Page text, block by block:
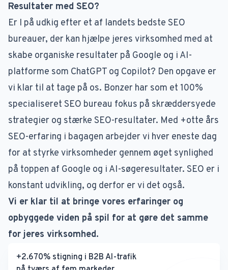
Resultater med SEO?
Er I på udkig efter et af landets bedste SEO
bureauer, der kan hjælpe jeres virksomhed med at
skabe organiske resultater på Google og i AI-
platforme som ChatGPT og Copilot? Den opgave er
vi klar til at tage på os. Bonzer har som et 100%
specialiseret SEO bureau fokus på skræddersyede
strategier og stærke SEO-resultater. Med +otte års
SEO-erfaring i bagagen arbejder vi hver eneste dag
for at styrke virksomheder gennem øget synlighed
på toppen af Google og i AI-søgeresultater. SEO er i
konstant udvikling, og derfor er vi det også.
Vi er klar til at bringe vores erfaringer og
opbyggede viden på spil for at gøre det samme
for jeres virksomhed.
+2.670% stigning i B2B AI-trafik på tværs af fem
+2.670% stigning i B2B AI-trafik